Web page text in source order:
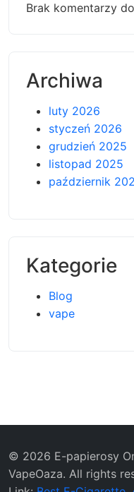
Brak komentarzy
Archiwa
luty 2026
styczeń 2026
grudzień 2025
listopad 2025
październik
Kategorie
Blog
vape
© 2026 E-papierosy
VapeOaza. All rights